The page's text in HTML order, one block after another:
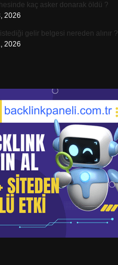
kaç asker donarak öldü ?
2026
gelir belgesi nereden alınır ?
2026